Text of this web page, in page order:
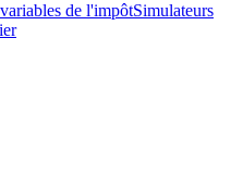
de l'impôtSimulateurs